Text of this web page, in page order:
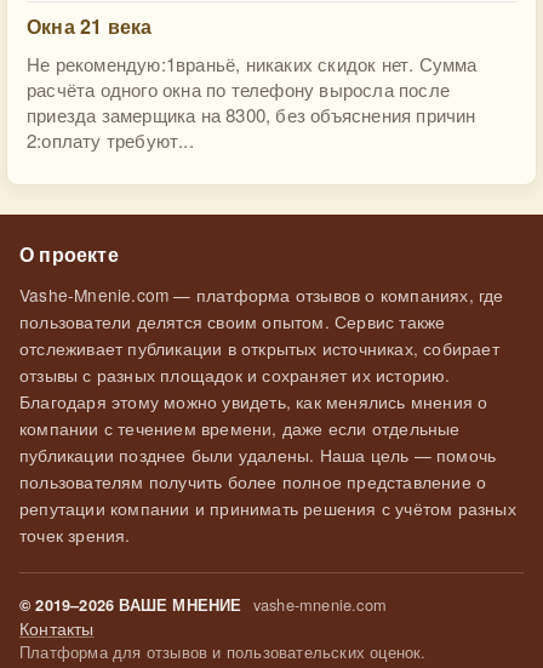
Окна 21 века
Не рекомендую:1враньё, никаких скидок нет. Сумма
расчёта одного окна по телефону выросла после
приезда замерщика на 8300, без объяснения причин
2:оплату требуют...
О проекте
Vashe-Mnenie.com — платформа отзывов о компаниях, где
пользователи делятся своим опытом. Сервис также
отслеживает публикации в открытых источниках, собирает
отзывы с разных площадок и сохраняет их историю.
Благодаря этому можно увидеть, как менялись мнения о
компании с течением времени, даже если отдельные
публикации позднее были удалены. Наша цель — помочь
пользователям получить более полное представление о
репутации компании и принимать решения с учётом разных
точек зрения.
© 2019–2026 ВАШЕ МНЕНИЕ vashe-mnenie.com
Контакты
Платформа для отзывов и пользовательских оценок.